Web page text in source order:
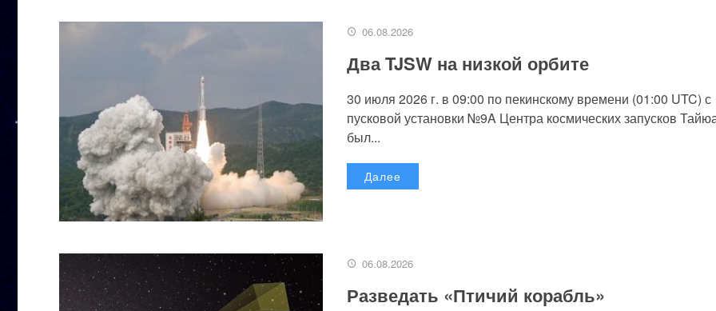
06.08.2026
Два TJSW на низкой орбите
30 июля 2026 г. в 09:00 по пекинскому времени (01:00 UTC) с
пусковой установки №9A Центра космических запусков
был...
Далее
06.08.2026
Разведать «Птичий корабль»